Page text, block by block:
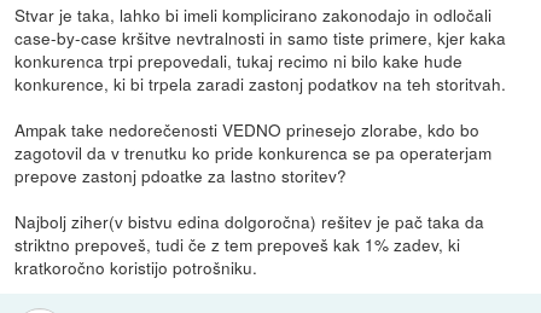
Stvar je taka, lahko bi imeli komplicirano zakonodajo in odločali
case-by-case kršitve nevtralnosti in samo tiste primere, kjer kaka
konkurenca trpi prepovedali, tukaj recimo ni bilo kake hude
konkurence, ki bi trpela zaradi zastonj podatkov na teh storitvah.
Ampak take nedorečenosti VEDNO prinesejo zlorabe, kdo bo
zagotovil da v trenutku ko pride konkurenca se pa operaterjam
prepove zastonj pdoatke za lastno storitev?
Najbolj ziher(v bistvu edina dolgoročna) rešitev je pač taka da
striktno prepoveš, tudi če z tem prepoveš kak 1% zadev, ki
kratkoročno koristijo potrošniku.